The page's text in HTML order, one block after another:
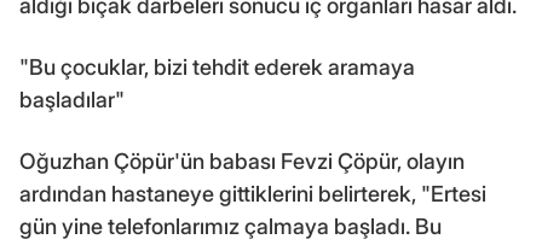
aldığı bıçak darbeleri sonucu iç organları hasar aldı.
"Bu çocuklar, bizi tehdit ederek aramaya
başladılar"
Oğuzhan Çöpür'ün babası Fevzi Çöpür, olayın
ardından hastaneye gittiklerini belirterek, "Ertesi
gün yine telefonlarımız çalmaya başladı. Bu